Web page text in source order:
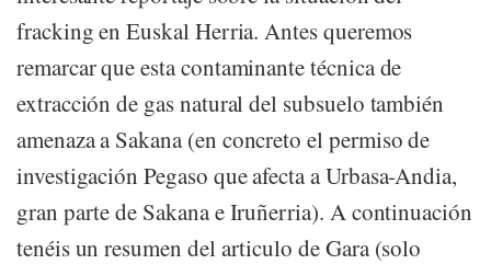
fracking en Euskal Herria. Antes queremos
remarcar que esta contaminante técnica de
extracción de gas natural del subsuelo también
amenaza a Sakana (en concreto el permiso de
investigación Pegaso que afecta a Urbasa-Andia,
gran parte de Sakana e Iruñerria). A continuación
tenéis un resumen del articulo de Gara (solo